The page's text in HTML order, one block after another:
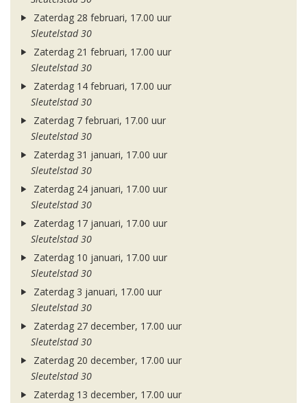
Zaterdag 28 februari, 17.00 uur
Sleutelstad 30
Zaterdag 21 februari, 17.00 uur
Sleutelstad 30
Zaterdag 14 februari, 17.00 uur
Sleutelstad 30
Zaterdag 7 februari, 17.00 uur
Sleutelstad 30
Zaterdag 31 januari, 17.00 uur
Sleutelstad 30
Zaterdag 24 januari, 17.00 uur
Sleutelstad 30
Zaterdag 17 januari, 17.00 uur
Sleutelstad 30
Zaterdag 10 januari, 17.00 uur
Sleutelstad 30
Zaterdag 3 januari, 17.00 uur
Sleutelstad 30
Zaterdag 27 december, 17.00 uur
Sleutelstad 30
Zaterdag 20 december, 17.00 uur
Sleutelstad 30
Zaterdag 13 december, 17.00 uur